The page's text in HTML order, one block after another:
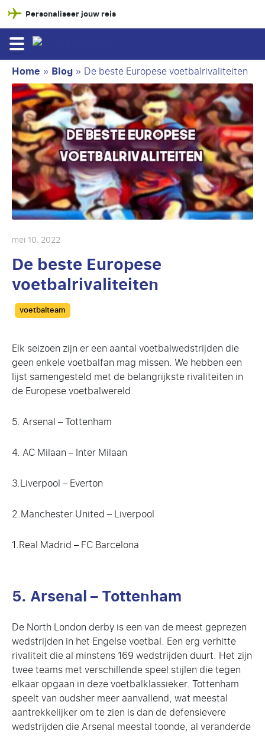
Personaliseer jouw reis
Home » Blog » De beste Europese voetbalrivaliteiten
mei 10, 2022
De beste Europese
voetbalrivaliteiten
Categories
voetbalteam
Elk seizoen zijn er een aantal voetbalwedstrijden die
geen enkele voetbalfan mag missen. We hebben een
lijst samengesteld met de belangrijkste rivaliteiten in
de Europese voetbalwereld.
5. Arsenal – Tottenham
4. AC Milaan – Inter Milaan
3.Liverpool – Everton
2.Manchester United – Liverpool
1.Real Madrid – FC Barcelona
5. Arsenal – Tottenham
De North London derby is een van de meest geprezen
wedstrijden in het Engelse voetbal. Een erg verhitte
rivaliteit die al minstens 169 wedstrijden duurt. Het zijn
twee teams met verschillende speel stijlen die tegen
elkaar opgaan in deze voetbalklassieker. Tottenham
speelt van oudsher meer aanvallend, wat meestal
aantrekkelijker om te zien is dan de defensievere
wedstrijden die Arsenal meestal toonde, al veranderde